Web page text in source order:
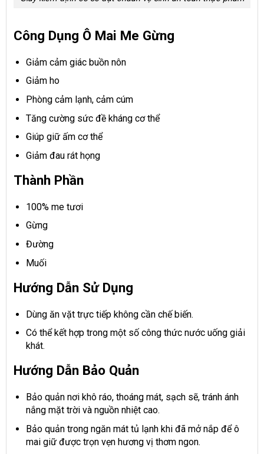
Công Dụng Ô Mai Me Gừng
Giảm cảm giác buồn nôn
Giảm ho
Phòng cảm lạnh, cảm cúm
Tăng cường sức đề kháng cơ thể
Giúp giữ ấm cơ thể
Giảm đau rát họng
Thành Phần
100% me tươi
Gừng
Đường
Muối
Hướng Dẫn Sử Dụng
Dùng ăn vặt trực tiếp không cần chế biến.
Có thể kết hợp trong một số công thức nước uống giải
khát.
Hướng Dẫn Bảo Quản
Bảo quản nơi khô ráo, thoáng mát, sạch sẽ, tránh ánh
nắng mặt trời và nguồn nhiệt cao.
Bảo quản trong ngăn mát tủ lạnh khi đã mở nắp để ô
mai giữ được trọn vẹn hương vị thơm ngon.